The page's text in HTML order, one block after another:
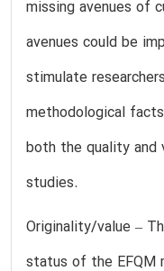
missing avenues of
avenues could be
stimulate
methodological
both the quality and
studies.
Originality/value –
status of the EFQM